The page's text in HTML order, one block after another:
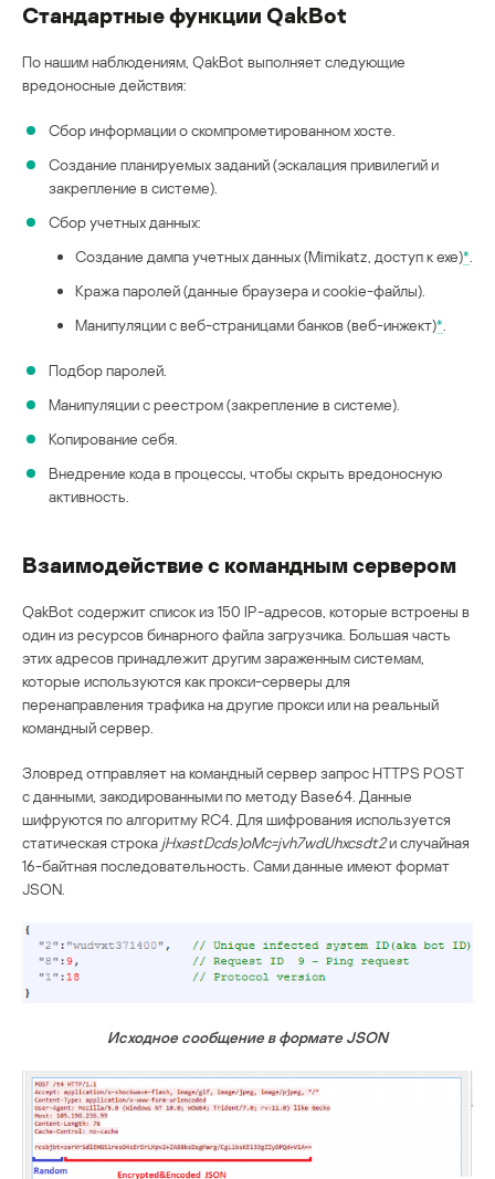
Стандартные функции QakBot
По нашим наблюдениям, QakBot выполняет следующие
вредоносные действия:
Сбор информации о скомпрометированном хосте.
Создание планируемых заданий (эскалация привилегий и
закрепление в системе).
Сбор учетных данных:
Cоздание дампа учетных данных (Mimikatz, доступ к exe)*
Кража паролей (данные браузера и cookie-файлы).
Манипуляции с веб-страницами банков (веб-инжект)*
Подбор паролей.
Манипуляции с реестром (закрепление в системе).
Копирование себя.
Внедрение кода в процессы, чтобы скрыть вредоносную
активность.
Взаимодействие с командным сервером
QakBot содержит список из 150 IP-адресов, которые встроены в
один из ресурсов бинарного файла загрузчика. Большая часть
этих адресов принадлежит другим зараженным системам,
которые используются как прокси-серверы для
перенаправления трафика на другие прокси или на реальный
командный сервер.
Зловред отправляет на командный сервер запрос HTTPS POST
с данными, закодированными по методу Base64. Данные
шифруются по алгоритму RC4. Для шифрования используется
статическая строка jHxastDcds)oMc=jvh7wdUhxcsdt2и случайная
16-байтная последовательность. Сами данные имеют формат
JSON.
Исходное сообщение в формате JSON